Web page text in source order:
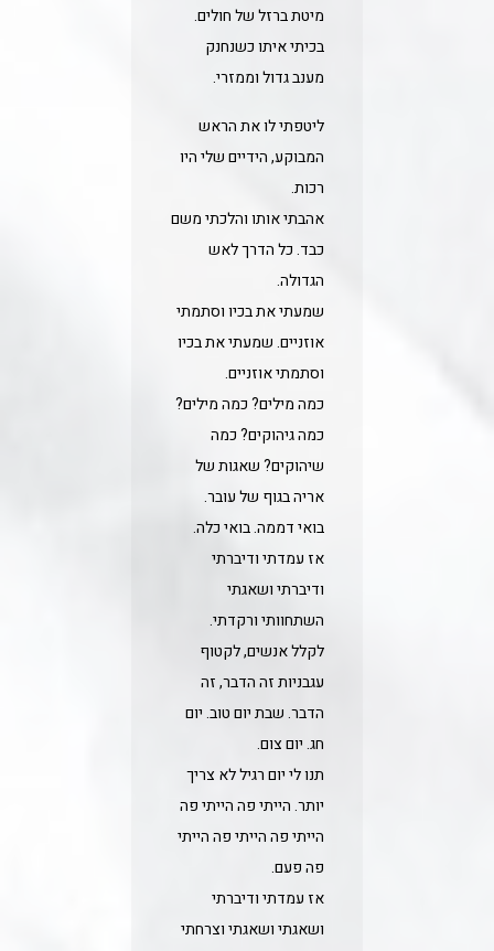
מיטת ברזל של חולים.
בכיתי איתו כשנחנק
מענב גדול וממזרי.
ליטפתי לו את הראש
המבוקע, הידיים שלי היו
רכות.
אהבתי אותו והלכתי משם
כבד. כל הדרך לאש
הגדולה.
שמעתי את בכיו וסתמתי
אוזניים. שמעתי את בכיו
וסתמתי אוזניים.
כמה מילים? כמה מילים?
כמה גיהוקים? כמה
שיהוקים? שאגות של
אריה בגוף של עובר.
בואי דממה. בואי כלה.
אז עמדתי ודיברתי
ודיברתי ושאגתי
השתחוותי ורקדתי.
לקלל אנשים, לקטוף
עגבניות זה הדבר, זה
הדבר. שבת יום טוב. יום
חג. יום צום.
תנו לי יום רגיל לא צריך
יותר. הייתי פה הייתי פה
הייתי פה הייתי פה הייתי
פה פעם.
אז עמדתי ודיברתי
ושאגתי ושאגתי וצרחתי